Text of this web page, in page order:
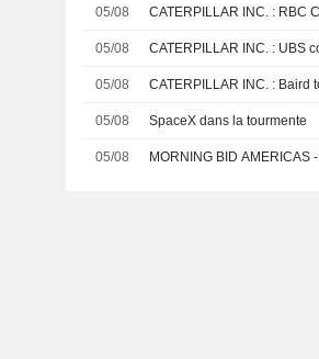
05/08
05/08
05/08
05/08 SpaceX dans la tourmente
05/08 MORNING BID AMERICAS